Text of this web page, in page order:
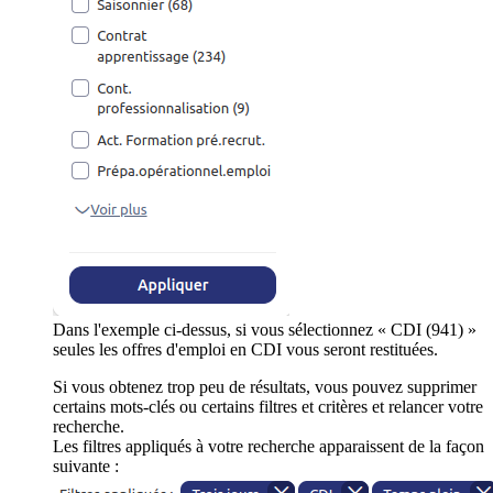
Dans l'exemple ci-dessus, si vous sélectionnez « CDI (941) »
seules les offres d'emploi en CDI vous seront restituées.
Si vous obtenez trop peu de résultats, vous pouvez supprimer
certains mots-clés ou certains filtres et critères et relancer votre
recherche.
Les filtres appliqués à votre recherche apparaissent de la façon
suivante :